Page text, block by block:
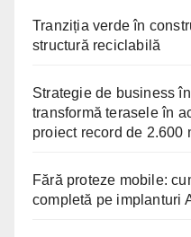
Tranziția verde în
structură reciclabilă
Strategie de business
transformă terasele în
proiect record de 2.600
Fără proteze mobile:
completă pe implanturi